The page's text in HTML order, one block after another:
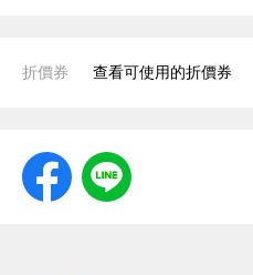
折價券 查看可使用的折價券